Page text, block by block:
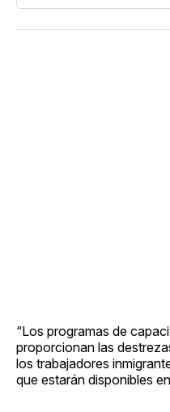
“Los programas de
proporcionan las
los trabajadores
que estarán disponibles